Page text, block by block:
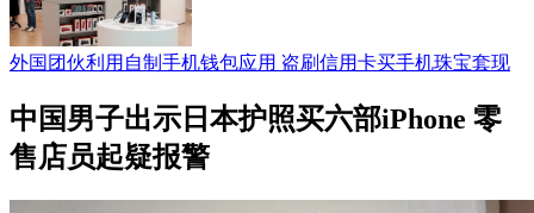
外国团伙利用自制手机钱包应用 盗刷信用卡买手机珠宝套现
中国男子出示日本护照买六部iPhone 零
售店员起疑报警